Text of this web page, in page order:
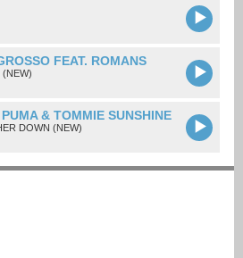
FEAT. ROMANS
(NEW)
& TOMMIE SUNSHINE
DOWN (NEW)